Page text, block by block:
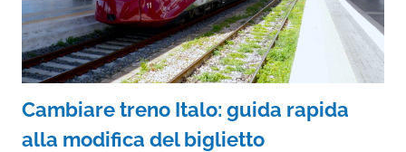
Cambiare treno Italo: guida rapida
alla modifica del biglietto